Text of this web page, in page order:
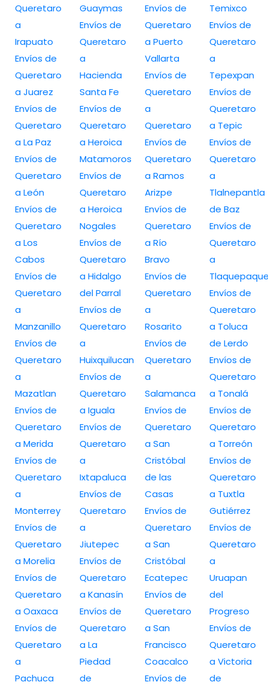
Queretaro
a
Irapuato
Envíos de
Queretaro
a Juarez
Envíos de
Queretaro
a La Paz
Envíos de
Queretaro
a León
Envíos de
Queretaro
a Los
Cabos
Envíos de
Queretaro
a
Manzanillo
Envíos de
Queretaro
a
Mazatlan
Envíos de
Queretaro
a Merida
Envíos de
Queretaro
a
Monterrey
Envíos de
Queretaro
a Morelia
Envíos de
Queretaro
a Oaxaca
Envíos de
Queretaro
a
Pachuca
Guaymas
Envíos de
Queretaro
a
Hacienda
Santa Fe
Envíos de
Queretaro
a Heroica
Matamoros
Envíos de
Queretaro
a Heroica
Nogales
Envíos de
Queretaro
a Hidalgo
del Parral
Envíos de
Queretaro
a
Huixquilucan
Envíos de
Queretaro
a Iguala
Envíos de
Queretaro
a
Ixtapaluca
Envíos de
Queretaro
a
Jiutepec
Envíos de
Queretaro
a Kanasín
Envíos de
Queretaro
a La
Piedad
de
Envíos de
Queretaro
a Puerto
Vallarta
Envíos de
Queretaro
a
Queretaro
Envíos de
Queretaro
a Ramos
Arizpe
Envíos de
Queretaro
a Río
Bravo
Envíos de
Queretaro
a
Rosarito
Envíos de
Queretaro
a
Salamanca
Envíos de
Queretaro
a San
Cristóbal
de las
Casas
Envíos de
Queretaro
a San
Cristóbal
Ecatepec
Envíos de
Queretaro
a San
Francisco
Coacalco
Envíos de
Temixco
Envíos de
Queretaro
a
Tepexpan
Envíos de
Queretaro
a Tepic
Envíos de
Queretaro
a
Tlalnepantla
de Baz
Envíos de
Queretaro
a
Envíos de
Queretaro
a Toluca
de Lerdo
Envíos de
Queretaro
a Tonalá
Envíos de
Queretaro
a Torreón
Envíos de
Queretaro
a Tuxtla
Gutiérrez
Envíos de
Queretaro
a
Uruapan
del
Progreso
Envíos de
Queretaro
a Victoria
de